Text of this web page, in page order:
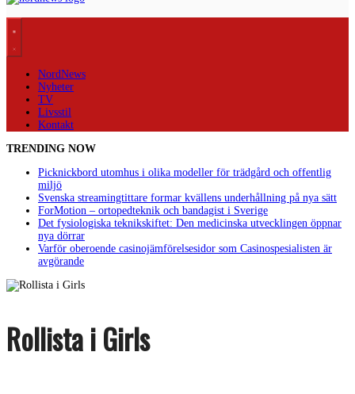
NordNews
Nyheter
TV
Livsstil
Kontakt
TRENDING NOW
Picknickbord utomhus i olika modeller för trädgård och offentlig
miljö
Svenska streamingtittare formar kvällens underhållning på nya sätt
ForMotion – ortopedteknik och bandagist i Sverige
Det fysiologiska teknikskiftet: Den medicinska utvecklingen öppnar
nya dörrar
Varför oberoende casinojämförelsesidor som Casinospesialisten är
avgörande
Rollista i Girls